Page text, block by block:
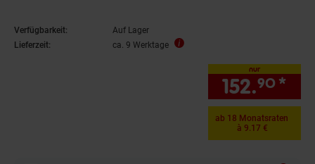
Verfügbarkeit:
Auf Lager
Lieferzeit:
ca. 9 Werktage
nur
152.90 *
ab 18 Monatsraten
à 9.17 €